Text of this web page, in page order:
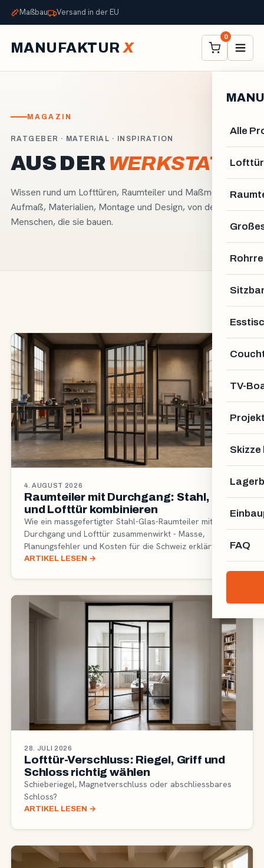
Maßbau Versand in der EU
MANUFAKTURX
0
Alle
Lofttür
TV-
FAQ
MAGAZIN
RATGEBER · MATERIAL · INSPIRATION
AUS DER WERKSTATT.
Wissen rund um Lofttüren, Raumteiler und Maßmöbel -
Aufmaß, Materialien, Montage und Design, von den
Menschen, die sie bauen.
4. AUGUST 2026
Raumteiler mit Durchgang: Stahl, Glas
und Lofttür kombinieren
Wie ein massgefertigter Stahl-Glas-Raumteiler mit
Durchgang und Lofttür zusammenwirkt - Masse,
Planungsfehler und Kosten für die Schweiz erklärt.
ARTIKEL LESEN →
28. JULI 2026
Lofttür-Verschluss: Riegel, Griff und
Schloss richtig wählen
Schieberiegel, Magnetverschluss oder abschliessbares
Schloss?
ARTIKEL LESEN →